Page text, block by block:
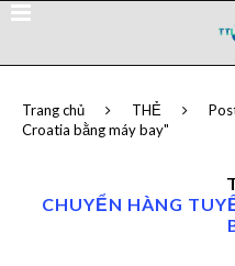
Trang chủ THẺ
Croatia bằng máy bay"
CHUYỂN HÀNG